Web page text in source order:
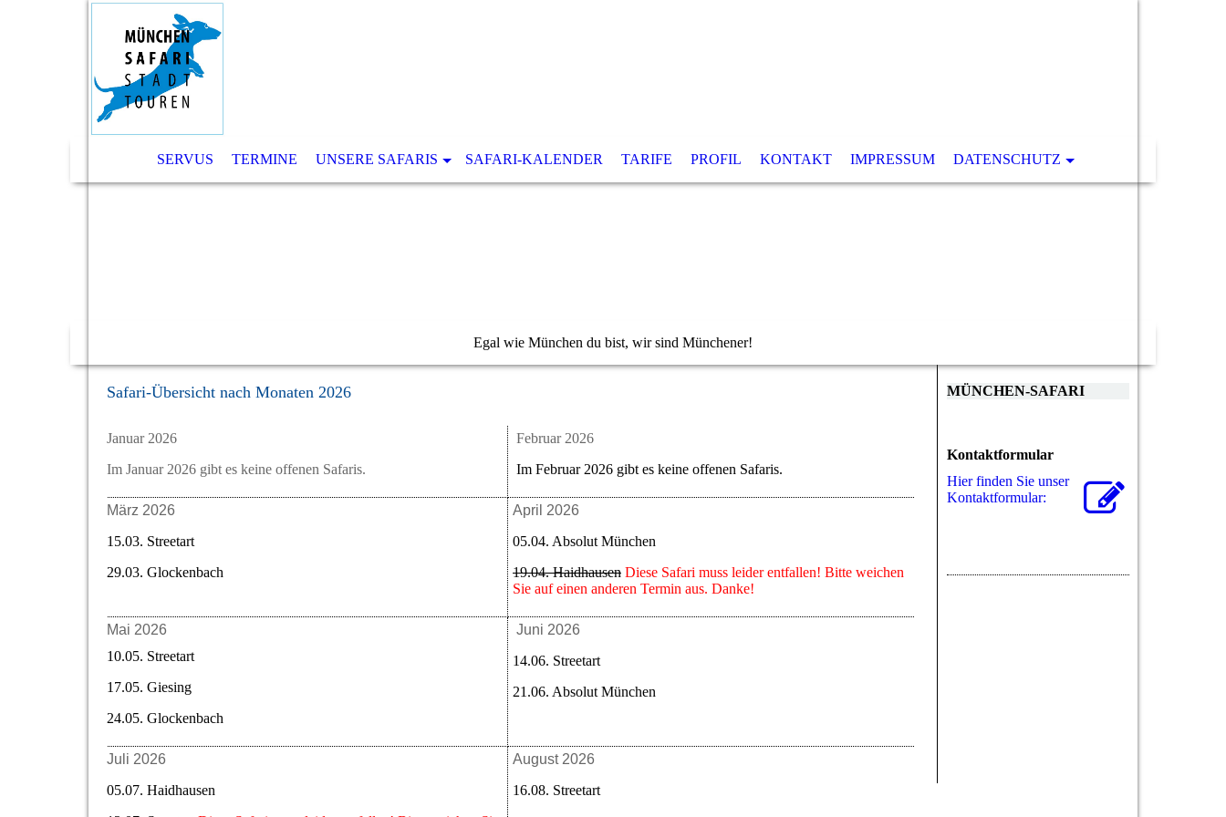
SERVUS TERMINE UNSERE SAFARIS SAFARI-KALENDER TARIFE PROFIL KONTAKT IMPRESSUM DATENSCHUTZ
Egal wie München du bist, wir sind Münchener!
Safari-Übersicht nach Monaten 2026
Januar 2026
Im Januar 2026 gibt es keine offenen Safaris.
Februar 2026
Im Februar 2026 gibt es keine offenen Safaris.
März 2026
15.03. Streetart
29.03. Glockenbach
April 2026
05.04. Absolut München
19.04. Haidhausen Diese Safari muss leider entfallen! Bitte weichen
Sie auf einen anderen Termin aus. Danke!
Mai 2026
10.05. Streetart
17.05. Giesing
24.05. Glockenbach
Juni 2026
14.06. Streetart
21.06. Absolut München
Juli 2026
05.07. Haidhausen
August 2026
16.08. Streetart
MÜNCHEN-SAFARI
Kontaktformular
Hier finden Sie unser
Kon­takt­for­mu­lar: